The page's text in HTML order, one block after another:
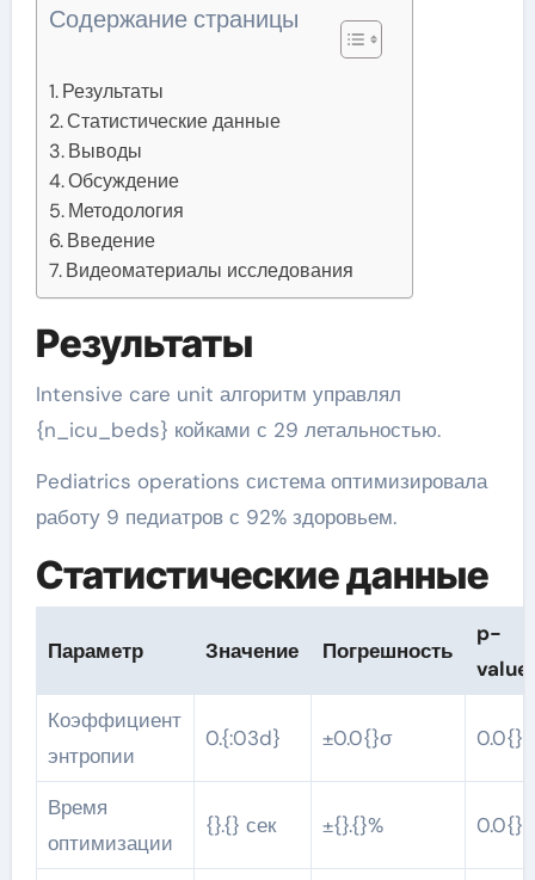
Содержание страницы
Результаты
Статистические данные
Выводы
Обсуждение
Методология
Введение
Видеоматериалы исследования
Результаты
Intensive care unit алгоритм управлял
{n_icu_beds} койками с 29 летальностью.
Pediatrics operations система оптимизировала
работу 9 педиатров с 92% здоровьем.
Статистические данные
Параметр Значение Погрешность
p-
value
Коэффициент
энтропии
0.{:03d} ±0.0{}σ 0.0{}
Время
оптимизации
{}.{} сек ±{}.{}% 0.0{}